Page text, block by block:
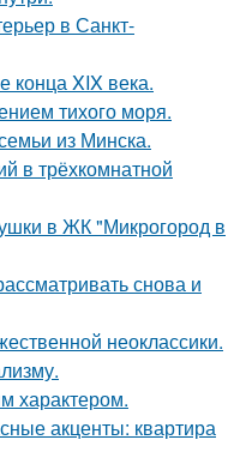
в Санкт-
конца XIX века.
тихого моря.
из Минска.
в трёхкомнатной
в ЖК "Микрогород в
снова и
неоклассики.
характером.
акценты: квартира